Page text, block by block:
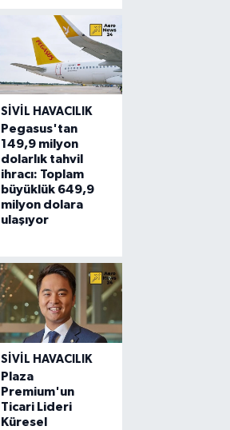
SIVIL HAVACILIK
Pegasus'tan
149,9 milyon
dolarlık tahvil
ihracı: Toplam
büyüklük 649,9
milyon dolara
ulaşıyor
SIVIL HAVACILIK
Plaza
Premium'un
Ticari Lideri
Küresel